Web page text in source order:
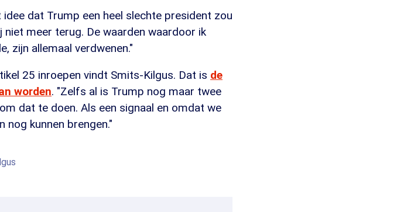
dat Trump een heel slechte president zou
niet meer terug. De waarden waardoor ik
zijn allemaal verdwenen."
25 inroepen vindt Smits-Kilgus. Dat is de
worden. "Zelfs al is Trump nog maar twee
dat te doen. Als een signaal en omdat we
nog kunnen brengen."